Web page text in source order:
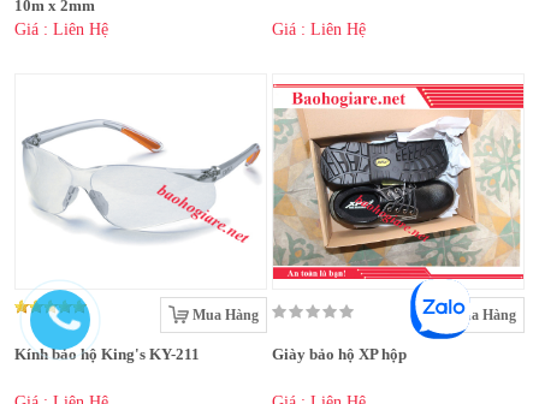
10m x 2mm
Giá : Liên Hệ
Giá : Liên Hệ
Mua Hàng
Kính bảo hộ King's KY-211
Mua Hàng
Giày bảo hộ XP hộp